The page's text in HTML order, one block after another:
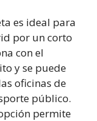
es ideal para
por un corto
con el
y se puede
oficinas de
público.
permite